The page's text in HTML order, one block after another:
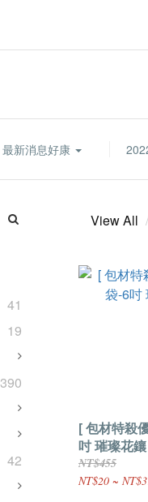
最新消息好康
41
19
390
42
View All
[ 包材特殺
吋 璀璨花鑲
NT$455
NT$20 ~